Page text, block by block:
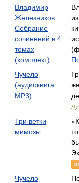
Владимир
Железников.
Собрание
сочинений в 4
томах
(комплект)
Чучело
(аудиокнига
MP3)
Три ветки
мимозы
Чучело